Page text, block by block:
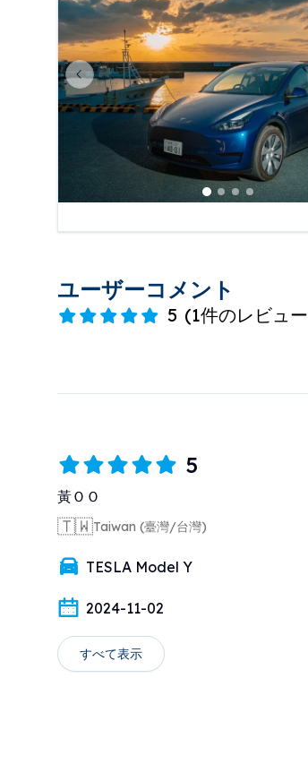
Previous slide
ユーザーコメント
5 (1件のレビュー
5
黃ＯＯ
🇹🇼Taiwan (臺灣/台灣)
TESLA Model Y
2024-11-02
すべて表示